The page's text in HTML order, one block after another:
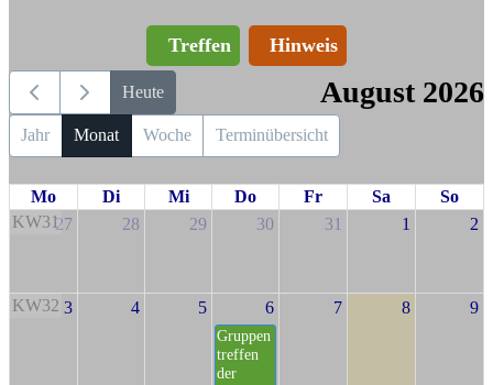
Treffen Hinweis
Heute August 2026
Jahr Monat Woche Terminübersicht
Mo Di Mi Do Fr Sa
So
KW3127 28 29 30 31 1 2
KW32 3 4 5 6
Gruppen
treffen
der
7 8 9